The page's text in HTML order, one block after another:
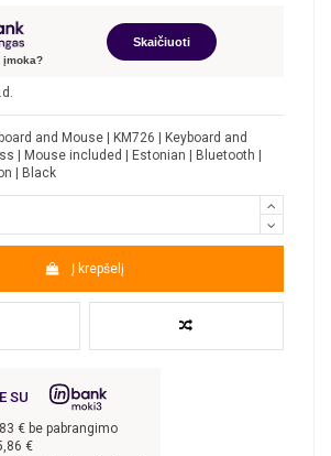
įmoka?
Skaičiuoti
and Mouse | KM726 | Keyboard and
| Mouse included | Estonian | Bluetooth |
| Black
Į krepšelį
SU
€ be pabrangimo
€